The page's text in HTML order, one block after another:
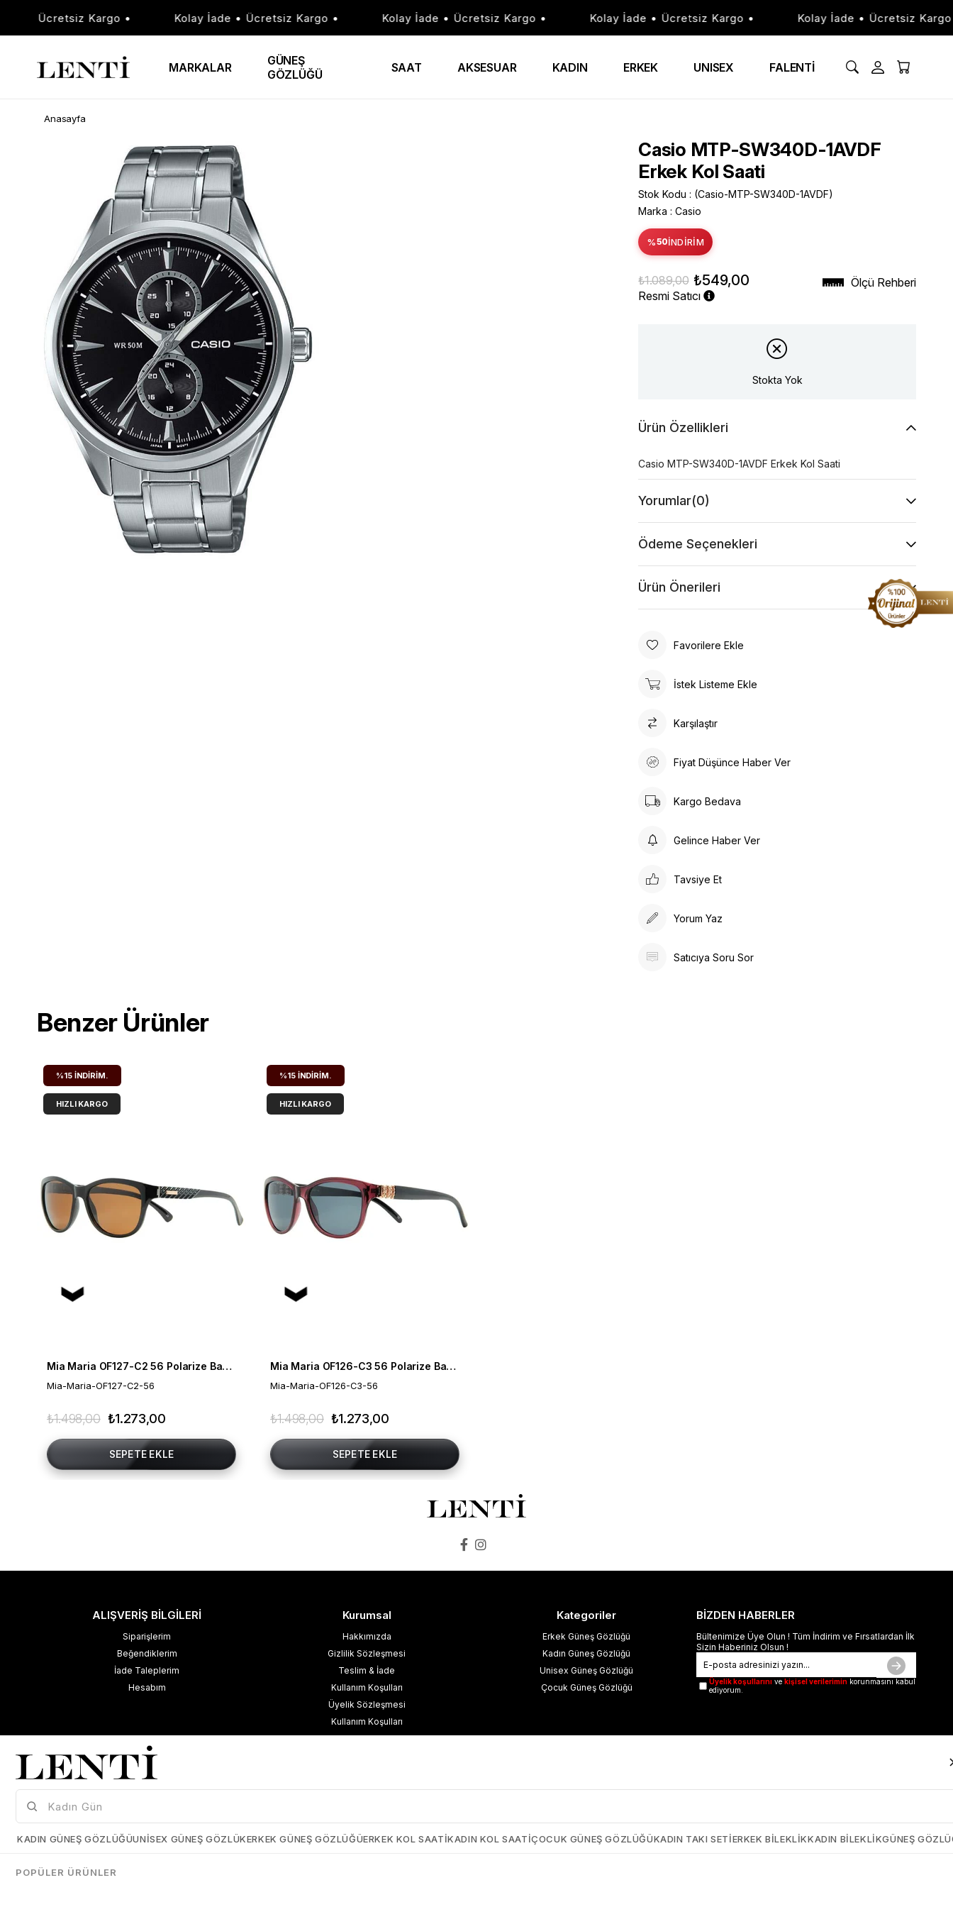
• Ücretsiz Kargo • Kolay İade • Ücretsiz Kargo • Kolay İade • Ücretsiz Kargo • Kolay İade • Ücretsiz Kargo • Kolay İade • Ücretsiz Kargo •
MARKALAR
GÜNEŞ
GÖZLÜĞÜ
SAAT AKSESUAR KADIN ERKEK UNISEX FALENTİ
Anasayfa
Casio MTP-SW340D-1AVDF
Erkek Kol Saati
Stok Kodu
(Casio-MTP-SW340D-1AVDF)
Marka : Casio
%50İNDIRIM
₺1.089,00 ₺549,00
Resmi Satıcı
Ölçü Rehberi
Stokta Yok
Ürün Özellikleri
Casio MTP-SW340D-1AVDF Erkek Kol Saati
Yorumlar(0)
Ödeme Seçenekleri
Ürün Önerileri
Favorilere Ekle
İstek Listeme Ekle
Karşılaştır
Fiyat Düşünce Haber Ver
Kargo Bedava
Gelince Haber Ver
Tavsiye Et
Yorum Yaz
Satıcıya Soru Sor
Benzer Ürünler
Mia Maria OF127-C2 56 Polarize Bayan Güneş Gözlüğü
Mia-Maria-OF127-C2-56
₺1.273,00
₺1.498,00
SEPETE EKLE
%15 İNDIRIM.
HIZLI KARGO
Mia Maria OF126-C3 56 Polarize Bayan Güneş Gözlüğü
Mia-Maria-OF126-C3-56
₺1.273,00
₺1.498,00
SEPETE EKLE
%15 İNDIRIM.
HIZLI KARGO
ALIŞVERİŞ BİLGİLERİ
Siparişlerim
Beğendiklerim
İade Taleplerim
Hesabım
Kurumsal
Hakkımızda
Gizlilik Sözleşmesi
Teslim & İade
Kullanım Koşulları
Üyelik Sözleşmesi
Kullanım Koşulları
Mesafeli Satış Sözleşmesi
Blog
Kategoriler
Erkek Güneş Gözlüğü
Kadın Güneş Gözlüğü
Unisex Güneş Gözlüğü
Çocuk Güneş Gözlüğü
BİZDEN HABERLER
Bültenimize Üye Olun ! Tüm İndirim ve Fırsatlardan İlk
Sizin Haberiniz Olsun !
Üyelik koşullarını ve kişisel verilerimin korunmasını kabul
ediyorum.
Çerez Kullanımı
kullanmaktayız. Detaylı bilgi için kişisel verilerin korunması hakkında
açıklama metnimizi inceleyebilirsiniz.
KADIN GÜNEŞ GÖZLÜĞÜUNISEX GÜNEŞ GÖZLÜKERKEK GÜNEŞ GÖZLÜĞÜERKEK KOL SAATIKADIN KOL SAATIÇOCUK GÜNEŞ GÖZLÜĞÜKADIN TAKI SETIERKEK BILEKLIKKADIN BILEKLIKGÜNEŞ
POPÜLER ÜRÜNLER